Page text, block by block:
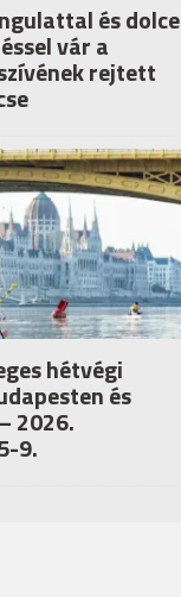
és dolce
vár a
rejtett
hétvégi
és
2026.
9.